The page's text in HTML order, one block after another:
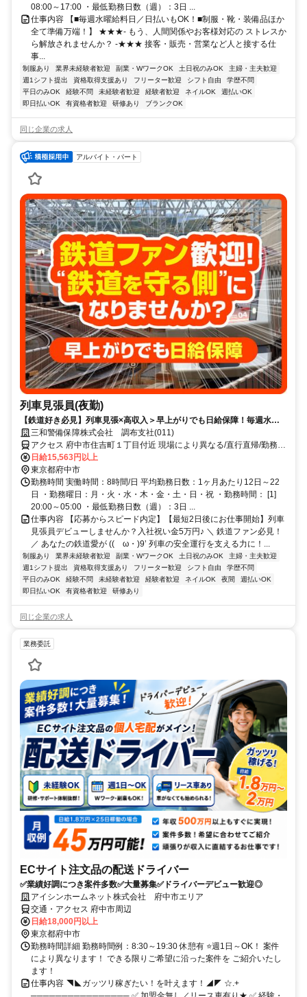
08:00～17:00 ・最低勤務日数（週）：3日 ...
仕事内容 【■毎週水曜給料日／日払いもOK！■制服・靴・装備品ほか
全て準備万端！】 ★★★- もう、人間関係やお客様対応の ストレスか
ら解放されませんか？ -★★★ 接客・販売・営業など人と接する仕
事...
制服あり 業界未経験者歓迎 副業・WワークOK 土日祝のみOK
主婦・主夫歓迎
週1シフト提出
資格取得支援あり フリーター歓迎 シフト自由
学歴不問
平日のみOK
経験不問 未経験者歓迎 経験者歓迎 ネイルOK
週払いOK
即日払いOK
有資格者歓迎 研修あり ブランクOK
同じ企業の求人
アルバイト・パート
列車見張員(夜勤)
【鉄道好き必見】列車見張×高収入＞早上がりでも日給保障！毎週水曜
が給料日！日払いもOK！
三和警備保障株式会社 調布支社(011)
アクセス 府中市住吉町１丁目付近 現場により異なる/直行直帰/勤務地
相談可 ■週3日～■電話面接■即日勤務
日給15,563円以上
東京都府中市
勤務時間 実働時間：8時間/日 平均勤務日数：1ヶ月あたり12日～22
日 ・勤務曜日：月・火・水・木・金・土・日・祝 ・勤務時間： [1]
20:00～05:00 ・最低勤務日数（週）：3日 ...
仕事内容 【応募からスピード内定】【最短2日後にお仕事開始】列車
見張員デビューしませんか？入社祝い金5万円♪ ＼ 鉄道ファン必見！
／ あなたの鉄道愛が ((ゝω・)9’ 列車の安全運行を支える力に！...
制服あり 業界未経験者歓迎 副業・WワークOK 土日祝のみOK
主婦・主夫歓迎
週1シフト提出
資格取得支援あり フリーター歓迎 シフト自由
学歴不問
平日のみOK
経験不問 未経験者歓迎 経験者歓迎 ネイルOK 夜間
週払いOK
即日払いOK
有資格者歓迎 研修あり
同じ企業の求人
業務委託
ECサイト注文品の配送ドライバー
✅業績好調につき案件多数✅大量募集✅ドライバーデビュー歓迎◎
アイシンホームネット株式会社 府中市エリア
交通・アクセス 府中市周辺
日給18,000円以上
東京都府中市
勤務時間詳細 勤務時間例：8:30～19:30 休憩有 ⭐週1日～OK！ 案件
により異なります！ できる限りご希望に沿った案件を ご紹介いたし
ます！
仕事内容 ◥◣ガッツリ稼ぎたい！を叶えます！◢◤ ☆.+